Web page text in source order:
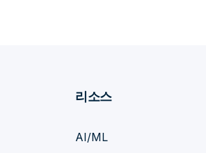
리소스
AI/ML